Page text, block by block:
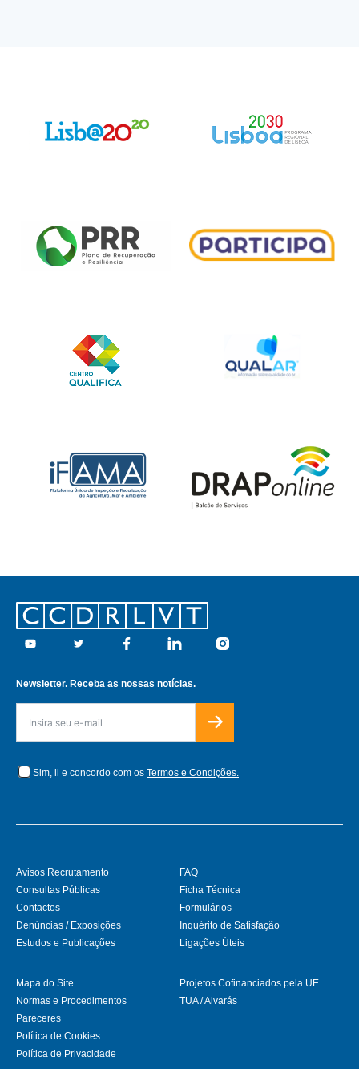
Footer
Youtube Twitter Facebook Linkedin Instagram
Newsletter. Receba as nossas notícias.
Sim, li e concordo com os Termos e Condições.
Avisos Recrutamento
Consultas Públicas
Contactos
Denúncias / Exposições
Estudos e Publicações
FAQ
Ficha Técnica
Formulários
Inquérito de Satisfação
Ligações Úteis
Mapa do Site
Normas e Procedimentos
Pareceres
Política de Cookies
Política de Privacidade
Projetos Cofinanciados pela UE
TUA / Alvarás